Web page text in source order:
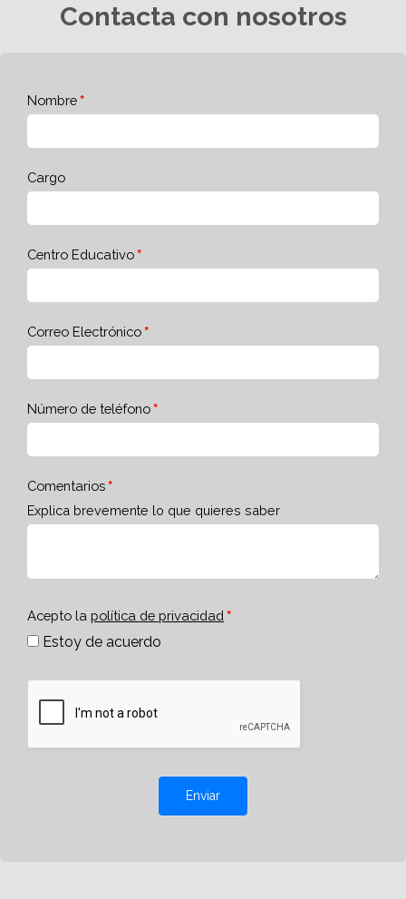
Contacta con nosotros
Nombre
Cargo
Centro Educativo
Correo Electrónico
Número de teléfono
Comentarios
Explica brevemente lo que quieres saber
Acepto la política de privacidad
Estoy de acuerdo
Enviar